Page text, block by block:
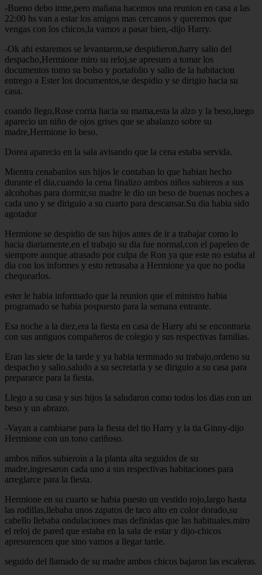
-Bueno debo irme,pero mañana hacemos una reunion en casa a las
22:00 hs van a estar los amigos mas cercanos y queremos que
vengas con los chicos,la vamos a pasar bien,-dijo Harry.
-Ok ahi estaremos se levantaron,se despidieron,harry salio del
despacho,Hermione miro su reloj,se apresuro a tomar los
documentos tomo su bolso y portafolio y salio de la habitacion
entrego a Ester los documentos,se despidio y se dirigio hacia su
casa.
coando llego,Rose corria hacia su mama,esta la alzo y la beso,luego
aparecio un niño de ojos grises que se abalanzo sobre su
madre,Hermione lo beso.
Dorea aparecio en la sala avisando que la cena estaba servida.
Mientra cenabanlos sus hijos le contaban lo que habian hecho
durante el dia,cuando la cena finalizo ambos niños subieros a sus
alcohobas para dormir,su madre le dio un beso de buenas noches a
cada uno y se diriguio a su cuarto para descansar.Su dia habia sido
agotador
Hermione se despidio de sus hijos antes de ir a trabajar como lo
hacia diariamente,en el trabajo su dia fue normal,con el papeleo de
siempore aunque atrasado por culpa de Ron ya que este no estaba al
dia con los informes y esto retrasaba a Hermione ya que no podia
chequearlos.
ester le habia informado que la reunion que el ministro habia
programado se habia pospuesto para la semana entrante.
Esa noche a la diez,era la fiesta en casa de Harry ahi se encontraria
con sus antiguos compañeros de colegio y sus respectivas familias.
Eran las siete de la tarde y ya habia terminado su trabajo,ordeno su
despacho y salio,saludo a su secretaria y se diriguio a su casa para
prepararce para la fiesta.
Llego a su casa y sus hijos la saludaron como todos los dias con un
beso y un abrazo.
-Vayan a cambiarse para la fiesta del tio Harry y la tia Ginny-dijo
Hermione con un tono cariñoso.
ambos niños subieroin a la planta alta seguidos de su
madre,ingresaron cada uno a sus respectivas habitaciones para
arreglarce para la fiesta.
Hermione en su cuarto se habia puesto un vestido rojo,largo hasta
las rodillas,llebaba unos zapatos de taco alto en color dorado,su
cabello llebaba ondulaciones mas definidas que las habituales.miro
el reloj de pared que estaba en la sala de estar y dijo-chicos
apresurencen que sino vamos a llegar tarde.
seguido del llamado de su madre ambos chicos bajaron las escaleras.